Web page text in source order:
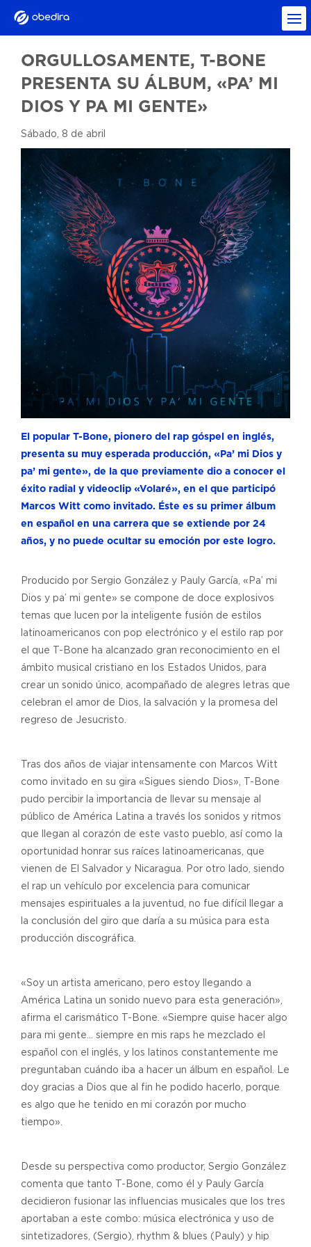
ORGULLOSAMENTE, T-BONE
PRESENTA SU ÁLBUM, «PA’ MI
DIOS Y PA MI GENTE»
Sábado, 8 de abril
El popular T-Bone, pionero del rap góspel en inglés,
presenta su muy esperada producción, «Pa’ mi Dios y
pa’ mi gente», de la que previamente dio a conocer el
éxito radial y videoclip «Volaré», en el que participó
Marcos Witt como invitado. Éste es su primer álbum
en español en una carrera que se extiende por 24
años, y no puede ocultar su emoción por este logro.
Producido por Sergio González y Pauly García, «Pa’ mi
Dios y pa’ mi gente» se compone de doce explosivos
temas que lucen por la inteligente fusión de estilos
latinoamericanos con pop electrónico y el estilo rap por
el que T-Bone ha alcanzado gran reconocimiento en el
ámbito musical cristiano en los Estados Unidos, para
crear un sonido único, acompañado de alegres letras que
celebran el amor de Dios, la salvación y la promesa del
regreso de Jesucristo.
Tras dos años de viajar intensamente con Marcos Witt
como invitado en su gira «Sigues siendo Dios», T-Bone
pudo percibir la importancia de llevar su mensaje al
público de América Latina a través los sonidos y ritmos
que llegan al corazón de este vasto pueblo, así como la
oportunidad honrar sus raíces latinoamericanas, que
vienen de El Salvador y Nicaragua. Por otro lado, siendo
el rap un vehículo por excelencia para comunicar
mensajes espirituales a la juventud, no fue difícil llegar a
la conclusión del giro que daría a su música para esta
producción discográfica.
«Soy un artista americano, pero estoy llegando a
América Latina un sonido nuevo para esta generación»,
afirma el carismático T-Bone. «Siempre quise hacer algo
para mi gente… siempre en mis raps he mezclado el
español con el inglés, y los latinos constantemente me
preguntaban cuándo iba a hacer un álbum en español. Le
doy gracias a Dios que al fin he podido hacerlo, porque
es algo que he tenido en mi corazón por mucho
tiempo».
Desde su perspectiva como productor, Sergio González
comenta que tanto T-Bone, como él y Pauly García
decidieron fusionar las influencias musicales que los tres
aportaban a este combo: música electrónica y uso de
sintetizadores, (Sergio), rhythm & blues (Pauly) y hip